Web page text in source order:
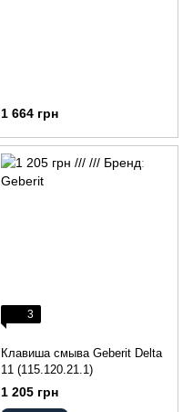
1 664 грн
3
Клавиша смыва Geberit Delta
11 (115.120.21.1)
1 205 грн